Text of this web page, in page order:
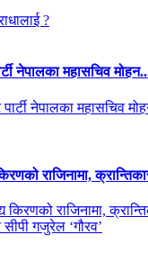
नेपालका महासचिव
राजिनामा,